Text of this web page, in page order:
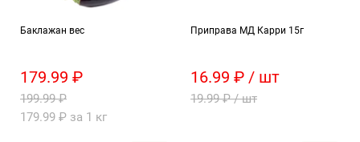
Баклажан вес
179.99 ₽
199.99 ₽
179.99 ₽ за 1 кг
Приправа МД Карри 15г
16.99 ₽ / шт
19.99 ₽ / шт